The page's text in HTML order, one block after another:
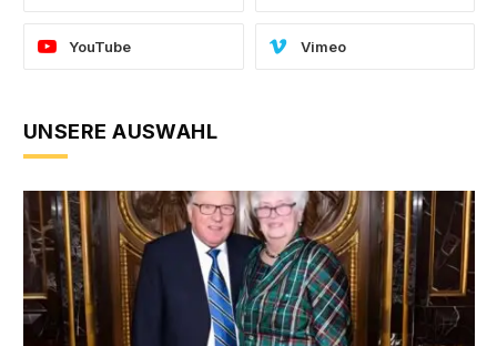
YouTube Vimeo
UNSERE AUSWAHL